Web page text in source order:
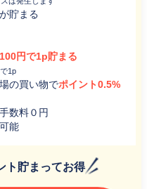
貯まる
100円で1p貯まる
1p
の買い物でポイント0.5%
数料０円
能
ト貯まってお得